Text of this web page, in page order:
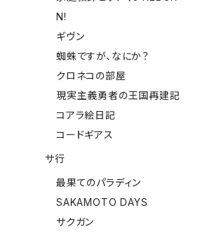
N!
ギヴン
蜘蛛ですが、なにか？
クロネコの部屋
現実主義勇者の王国再建記
コアラ絵日記
コードギアス
サ行
最果てのパラディン
SAKAMOTO DAYS
サクガン